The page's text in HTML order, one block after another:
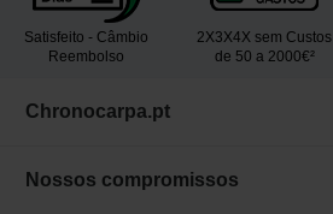
Satisfeito - Câmbio
Reembolso
2X3X4X sem Custos
de 50 a 2000€²
Chronocarpa.pt
Nossos compromissos